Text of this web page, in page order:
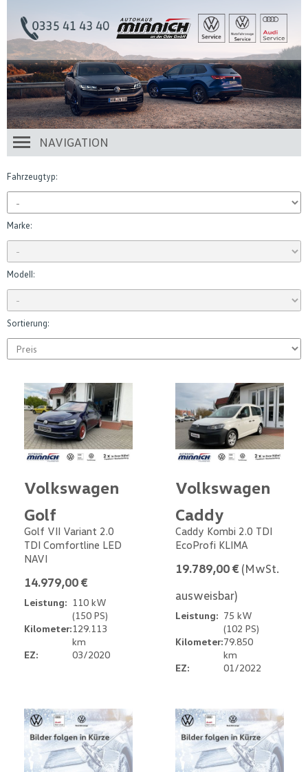
NAVIGATION
Fahrzeugtyp:
Marke:
Modell:
Sortierung:
Volkswagen
Golf
Golf VII Variant 2.0
TDI Comfortline LED
NAVI
14.979,00 €
Leistung: 110 kW
(150 PS)
Kilometer:129.113
km
EZ:
03/2020
Volkswagen
Caddy
Caddy Kombi 2.0 TDI
EcoProfi KLIMA
19.789,00 € (MwSt.
ausweisbar)
Leistung: 75 kW
(102 PS)
Kilometer:79.850
km
EZ:
01/2022